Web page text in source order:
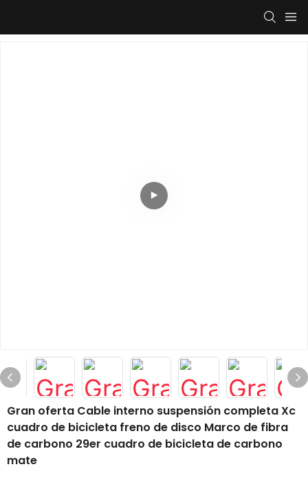
Gran oferta Cable interno suspensión completa Xc
cuadro de bicicleta freno de disco Marco de fibra
de carbono 29er cuadro de bicicleta de carbono
mate